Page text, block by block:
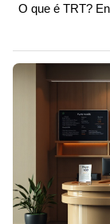
O que é TRT?